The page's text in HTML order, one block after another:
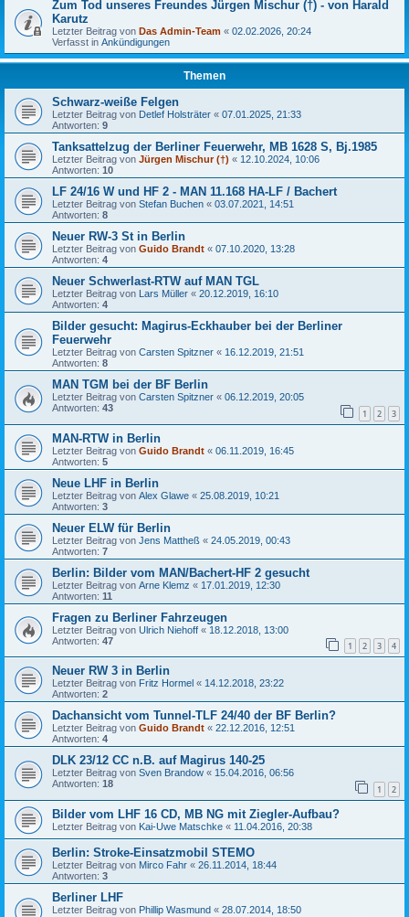
Zum Tod unseres Freundes Jürgen Mischur (†) - von Harald
Karutz
Letzter Beitrag von Das Admin-Team « 02.02.2026, 20:24
Verfasst in Ankündigungen
Themen
Schwarz-weiße Felgen
Letzter Beitrag von Detlef Holsträter « 07.01.2025, 21:33
Antworten: 9
Tanksattelzug der Berliner Feuerwehr, MB 1628 S, Bj.1985
Letzter Beitrag von Jürgen Mischur (†) « 12.10.2024, 10:06
Antworten: 10
LF 24/16 W und HF 2 - MAN 11.168 HA-LF / Bachert
Letzter Beitrag von Stefan Buchen « 03.07.2021, 14:51
Antworten: 8
Neuer RW-3 St in Berlin
Letzter Beitrag von Guido Brandt « 07.10.2020, 13:28
Antworten: 4
Neuer Schwerlast-RTW auf MAN TGL
Letzter Beitrag von Lars Müller « 20.12.2019, 16:10
Antworten: 4
Bilder gesucht: Magirus-Eckhauber bei der Berliner
Feuerwehr
Letzter Beitrag von Carsten Spitzner « 16.12.2019, 21:51
Antworten: 8
MAN TGM bei der BF Berlin
Letzter Beitrag von Carsten Spitzner « 06.12.2019, 20:05
Antworten: 43 1 2 3
MAN-RTW in Berlin
Letzter Beitrag von Guido Brandt « 06.11.2019, 16:45
Antworten: 5
Neue LHF in Berlin
Letzter Beitrag von Alex Glawe « 25.08.2019, 10:21
Antworten: 3
Neuer ELW für Berlin
Letzter Beitrag von Jens Mattheß « 24.05.2019, 00:43
Antworten: 7
Berlin: Bilder vom MAN/Bachert-HF 2 gesucht
Letzter Beitrag von Arne Klemz « 17.01.2019, 12:30
Antworten: 11
Fragen zu Berliner Fahrzeugen
Letzter Beitrag von Ulrich Niehoff « 18.12.2018, 13:00
Antworten: 47 1 2 3 4
Neuer RW 3 in Berlin
Letzter Beitrag von Fritz Hormel « 14.12.2018, 23:22
Antworten: 2
Dachansicht vom Tunnel-TLF 24/40 der BF Berlin?
Letzter Beitrag von Guido Brandt « 22.12.2016, 12:51
Antworten: 4
DLK 23/12 CC n.B. auf Magirus 140-25
Letzter Beitrag von Sven Brandow « 15.04.2016, 06:56
Antworten: 18 1 2
Bilder vom LHF 16 CD, MB NG mit Ziegler-Aufbau?
Letzter Beitrag von Kai-Uwe Matschke « 11.04.2016, 20:38
Berlin: Stroke-Einsatzmobil STEMO
Letzter Beitrag von Mirco Fahr « 26.11.2014, 18:44
Antworten: 3
Berliner LHF
Letzter Beitrag von Phillip Wasmund « 28.07.2014, 18:50